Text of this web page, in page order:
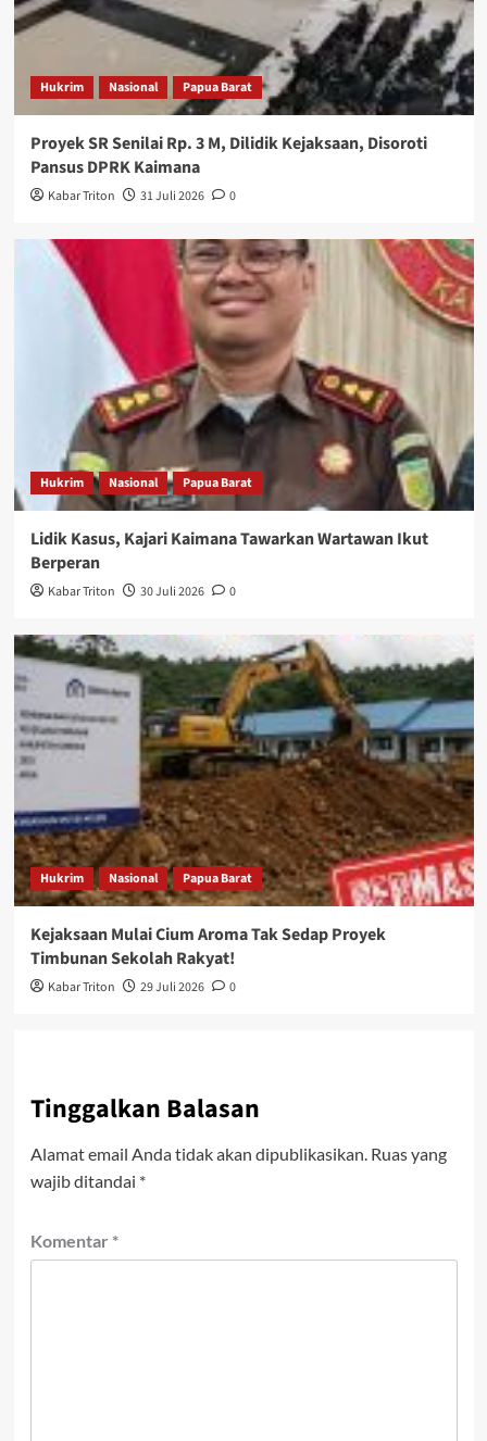
Hukrim Nasional Papua Barat
Proyek SR Senilai Rp. 3 M, Dilidik Kejaksaan, Disoroti
Pansus DPRK Kaimana
Kabar Triton 31 Juli 2026 0
Hukrim Nasional Papua Barat
Lidik Kasus, Kajari Kaimana Tawarkan Wartawan Ikut
Berperan
Kabar Triton 30 Juli 2026 0
Hukrim Nasional Papua Barat
Kejaksaan Mulai Cium Aroma Tak Sedap Proyek
Timbunan Sekolah Rakyat!
Kabar Triton 29 Juli 2026 0
Tinggalkan Balasan
Alamat email Anda tidak akan dipublikasikan. Ruas yang
wajib ditandai *
Komentar *